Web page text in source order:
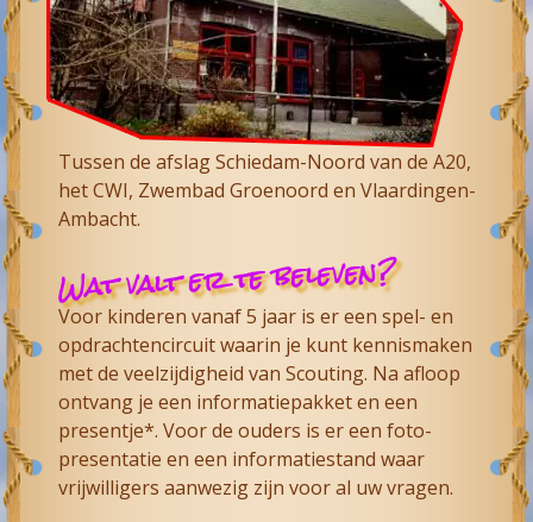
Tussen de afslag Schiedam-Noord van de A20,
het CWI, Zwembad Groenoord en Vlaardingen-
Ambacht.
Wat valt er te beleven?
Voor kinderen vanaf 5 jaar is er een spel- en
opdrachtencircuit waarin je kunt kennismaken
met de veelzijdigheid van Scouting. Na afloop
ontvang je een informatiepakket en een
presentje*. Voor de ouders is er een foto-
presentatie en een informatiestand waar
vrijwilligers aanwezig zijn voor al uw vragen.